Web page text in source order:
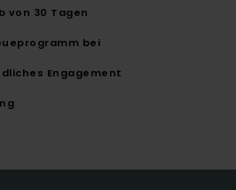
von 30 Tagen
bei
Engagement